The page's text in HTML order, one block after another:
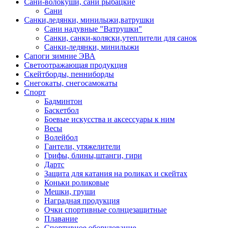
Сани
Санки,ледянки, минилыжи,ватрушки
Сани надувные "Ватрушки"
Санки, санки-коляски,утеплители для санок
Санки-ледянки, минилыжи
Сапоги зимние ЭВА
Светоотражающая продукция
Скейтборды, пенниборды
Снегокаты, снегосамокаты
Спорт
Бадминтон
Баскетбол
Боевые искусства и аксессуары к ним
Весы
Волейбол
Гантели, утяжелители
Грифы, блины,штанги, гири
Дартс
Защита для катания на роликах и скейтах
Коньки роликовые
Мешки, груши
Наградная продукция
Очки спортивные солнцезащитные
Плавание